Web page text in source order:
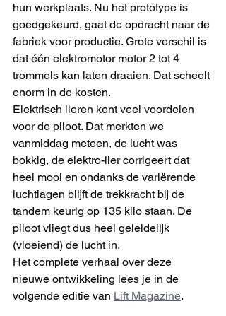
hun werkplaats. Nu het prototype is
goedgekeurd, gaat de opdracht naar de
fabriek voor productie. Grote verschil is
dat één elektromotor motor 2 tot 4
trommels kan laten draaien. Dat scheelt
enorm in de kosten.
Elektrisch lieren kent veel voordelen
voor de piloot. Dat merkten we
vanmiddag meteen, de lucht was
bokkig, de elektro-lier corrigeert dat
heel mooi en ondanks de variërende
luchtlagen blijft de trekkracht bij de
tandem keurig op 135 kilo staan. De
piloot vliegt dus heel geleidelijk
(vloeiend) de lucht in.
Het complete verhaal over deze
nieuwe ontwikkeling lees je in de
volgende editie van Lift Magazine.